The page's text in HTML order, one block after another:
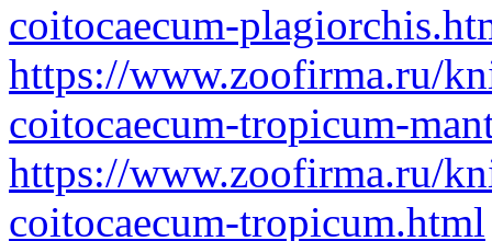
coitocaecum-
https://www.zoofirma.ru/
coitocaecum-tropicum-
https://www.zoofirma.ru/
coitocaecum-tropicum.html